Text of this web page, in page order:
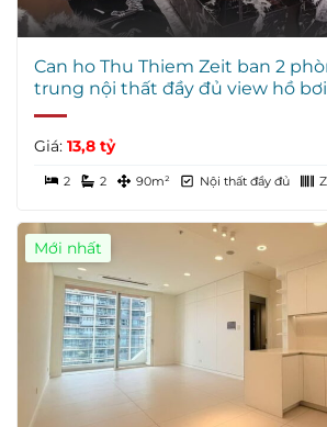
Can ho Thu Thiem Zeit ban 2
trung nội thất đầy đủ view hồ bơi
Giá: 13,8 tỷ
2 2 90m² Nội thất đầy đủ
Mới nhất